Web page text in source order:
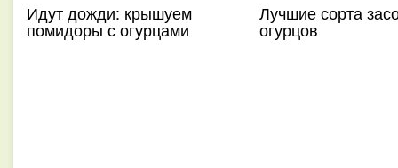
Идут дожди: крышуем
помидоры с огурцами
Лучшие сорта
огурцов